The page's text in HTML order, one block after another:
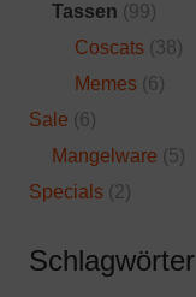
Tassen (99)
Coscats (38)
Memes (6)
Sale (6)
Mangelware (5)
Specials (2)
Schlagwörter